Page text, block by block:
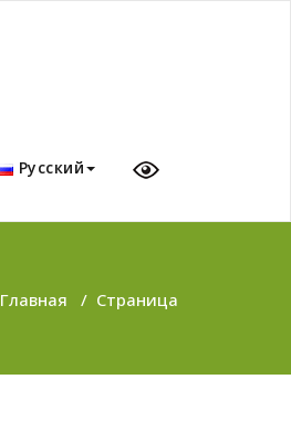
Русский
Главная / Страница